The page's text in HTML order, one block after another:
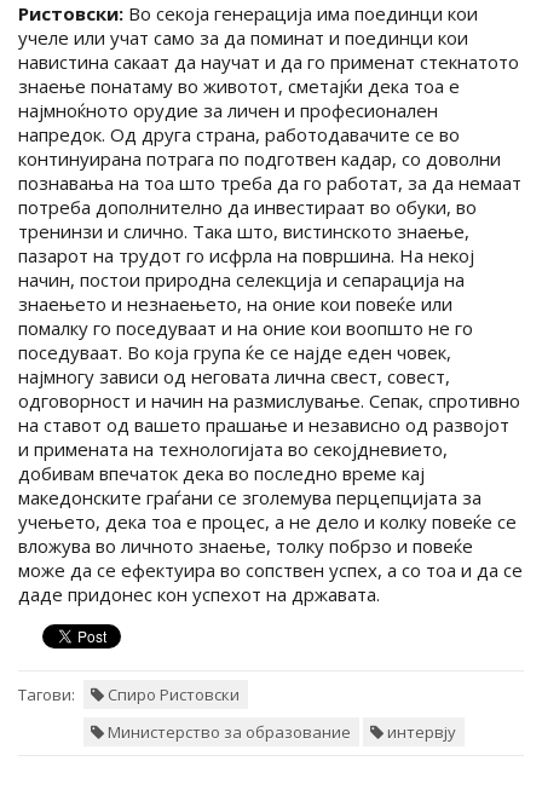
Ристовски: Во секоја генерација има поединци кои
учеле или учат само за да поминат и поединци кои
навистина сакаат да научат и да го применат стекнатото
знаење понатаму во животот, сметајќи дека тоа е
најмноќното орудие за личен и професионален
напредок. Од друга страна, работодавачите се во
континуирана потрага по подготвен кадар, со доволни
познавања на тоа што треба да го работат, за да немаат
потреба дополнително да инвестираат во обуки, во
тренинзи и слично. Така што, вистинското знаење,
пазарот на трудот го исфрла на површина. Нa некој
начин, постои природна селекција и сепарација на
знаењето и незнаењето, на оние кои повеќе или
помалку го поседуваат и на оние кои воопшто не го
поседуваат. Во која група ќе се најде еден човек,
најмногу зависи од неговата лична свест, совест,
одговорност и начин на размислување. Сепак, спротивно
на ставот од вашето прашање и независно од развојот
и примената на технологијата во секојдневието,
добивам впечаток дека во последно време кај
македонските граѓани се зголемува перцепцијата за
учењето, дека тоа е процес, а не дело и колку повеќе се
вложува во личното знаење, толку побрзо и повеќе
може да се ефектуира во сопствен успех, а со тоа и да се
даде придонес кон успехот на државата.
Тагови:
Спиро Ристовски
Министерство за образование
интервју